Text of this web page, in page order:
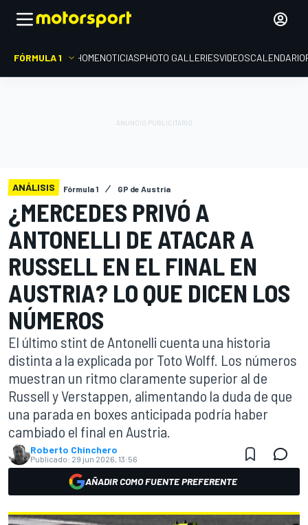
FÓRMULA 1 HOMENOTICIASPHOTO GALLERIESVIDEOSCALENDARIO
ANÁLISIS Fórmula 1 GP de Austria
¿MERCEDES PRIVÓ A
ANTONELLI DE ATACAR A
RUSSELL EN EL FINAL EN
AUSTRIA? LO QUE DICEN LOS
NÚMEROS
El último stint de Antonelli cuenta una historia
distinta a la explicada por Toto Wolff. Los números
muestran un ritmo claramente superior al de
Russell y Verstappen, alimentando la duda de que
una parada en boxes anticipada podría haber
cambiado el final en Austria.
Roberto Chinchero
Publicado: 29 jun 2026, 13:56
AÑADIR COMO FUENTE PREFERENTE